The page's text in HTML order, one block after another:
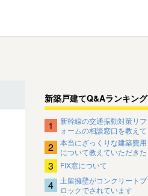
新築戸建てQ&Aランキング
1
新幹線の交通振動対策リフ
ォームの相談窓口を教えて
ください。
2
本当にざっくりな建築費用
について教えていただきた
いです
3 FIX窓について
4
土留擁壁がコンクリートブ
ロックでされています